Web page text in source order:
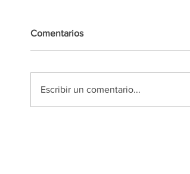
Comentarios
Escribir un comentario...